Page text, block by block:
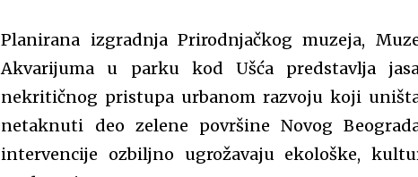
Planirana izgradnja Prirodnjačkog muzeja,
Akvarijuma u parku kod Ušća predstavlja
nekritičnog pristupa urbanom razvoju koji
netaknuti deo zelene površine Novog
intervencije ozbiljno ugrožavaju ekološke,